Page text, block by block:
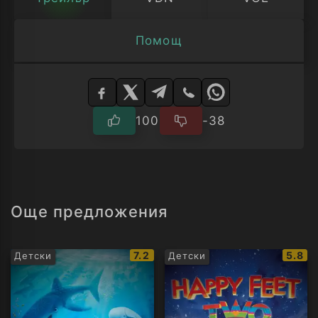
Помощ
Изберете
100 -38
Още предложения
Детски
IMDb
рейтинг:
7.2 Детски
IMDb
5.8